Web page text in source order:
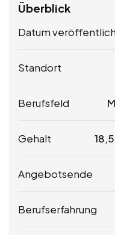
Überblick
Datum
Standort
Berufsfeld
Gehalt
Angebotsende
Berufserfahrung